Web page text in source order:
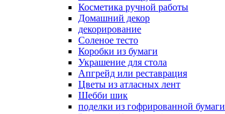
Косметика ручной работы
Домашний декор
декорирование
Соленое тесто
Коробки из бумаги
Украшение для стола
Апгрейд или реставрация
Цветы из атласных лент
Шебби шик
поделки из гофрированной бумаги